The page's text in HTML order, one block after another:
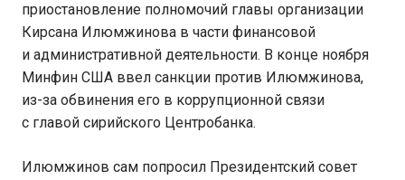
приостановление полномочий главы организации
Кирсана Илюмжинова в части финансовой
и административной деятельности. В конце ноября
Минфин США ввел санкции против Илюмжинова,
из-за обвинения его в коррупционной связи
с главой сирийского Центробанка.
Илюмжинов сам попросил Президентский совет